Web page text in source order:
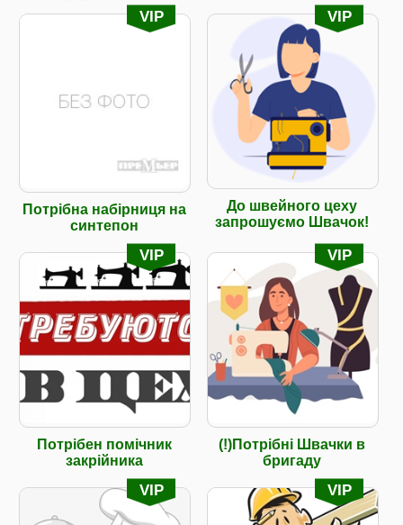
VIP
Потрібна набірниця на
синтепон
VIP
До швейного цеху
запрошуємо Швачок!
VIP
Потрібен помічник
закрійника
VIP
(!)Потрібні Швачки в
бригаду
VIP VIP